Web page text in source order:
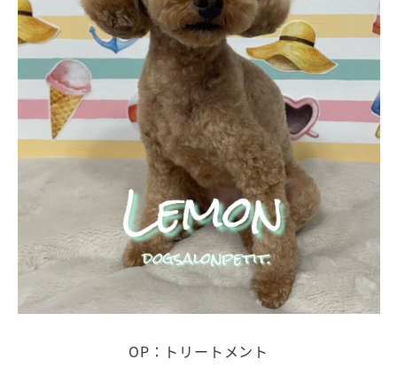
OP：トリートメント